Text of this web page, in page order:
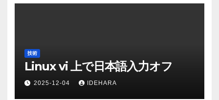
技術
Linux vi 上で日本語入力オフ
2025-12-04 IDEHARA